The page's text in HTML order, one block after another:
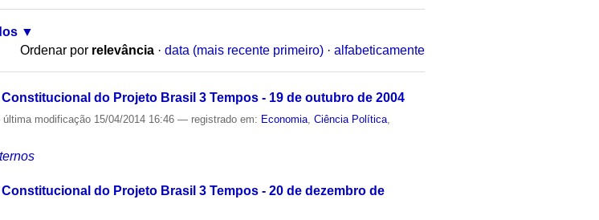
Ordenar por relevância · data (mais recente primeiro) · alfabeticamente
do Projeto Brasil 3 Tempos - 19 de outubro de 2004
última modificação 15/04/2014 16:46— registrado em: Economia ,Ciência Política
do Projeto Brasil 3 Tempos - 20 de dezembro de